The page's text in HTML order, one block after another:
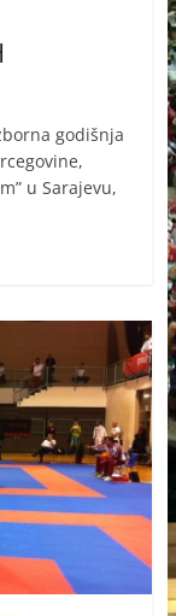
godišnja
u Sarajevu,